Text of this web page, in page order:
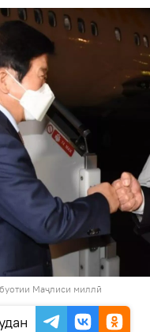
Маҷлиси миллӣ